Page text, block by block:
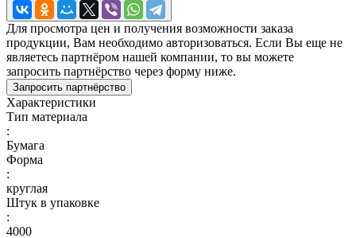
Для просмотра цен и получения возможности заказа
продукции, Вам необходимо авторизоваться. Если Вы еще не
являетесь партнёром нашей компании, то вы можете
запросить партнёрство через форму ниже.
Запросить партнёрство
Характеристики
Тип материала
:
Бумага
Форма
:
круглая
Штук в упаковке
:
4000